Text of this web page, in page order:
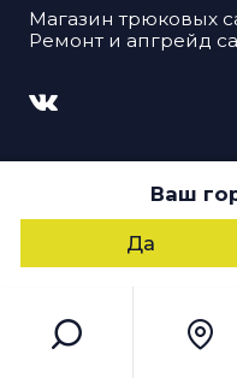
Ваш
Да
Магазин трюковых
Ремонт и апгрейд
© 2026, Nohander.
Пользуясь данным сайтом,
на обработку своих